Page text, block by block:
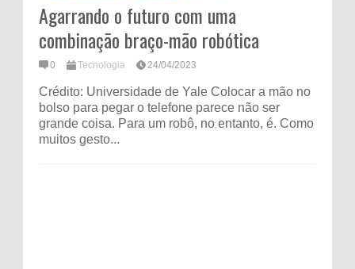
Agarrando o futuro com uma
combinação braço-mão robótica
0 Tecnologia 24/04/2023
Crédito: Universidade de Yale Colocar a mão no
bolso para pegar o telefone parece não ser
grande coisa. Para um robô, no entanto, é. Como
muitos gesto...